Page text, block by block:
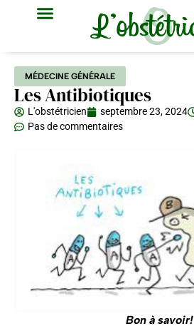
MÉDECINE GÉNÉRALE
Les Antibiotiques
L'obstétricien septembre 23, 2024
Pas de commentaires
Bon à savoir!